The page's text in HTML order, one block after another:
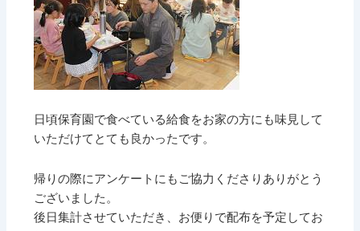
日頃保育園で食べている給食をお家の方にも味見して
いただけてとても良かったです。
帰りの際にアンケートにもご協力くださりありがとう
ございました。
後日集計させていただき、お便りで配布を予定してお